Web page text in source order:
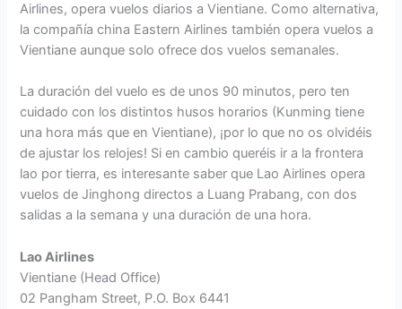
Airlines, opera vuelos diarios a Vientiane. Como alternativa,
la compañía china Eastern Airlines también opera vuelos a
Vientiane aunque solo ofrece dos vuelos semanales.
La duración del vuelo es de unos 90 minutos, pero ten
cuidado con los distintos husos horarios (Kunming tiene
una hora más que en Vientiane), ¡por lo que no os olvidéis
de ajustar los relojes! Si en cambio queréis ir a la frontera
lao por tierra, es interesante saber que Lao Airlines opera
vuelos de Jinghong directos a Luang Prabang, con dos
salidas a la semana y una duración de una hora.
Lao Airlines
Vientiane (Head Office)
02 Pangham Street, P.O. Box 6441